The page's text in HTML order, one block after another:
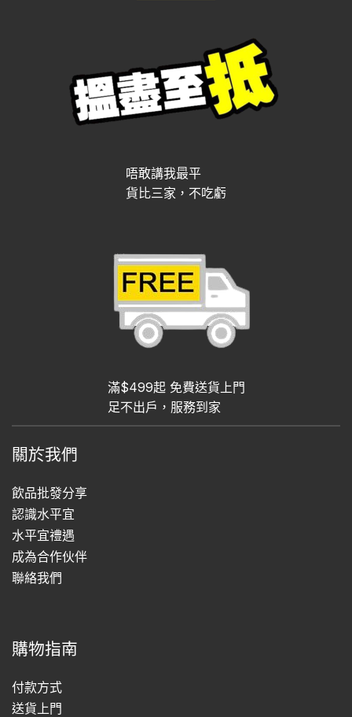
唔敢講我最平
貨比三家，不吃虧
滿$499起 免費送貨上門
足不出戶，服務到家
關於我們
飲品批發分享
認識水平宜
水平宜禮遇
成為合作伙伴
聯絡我們
購物指南
付款方式
送貨上門